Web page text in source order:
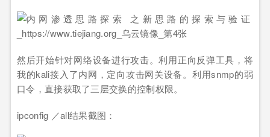
然后开始针对网络设备进行攻击。利用正向反弹工具，将
我的kali接入了内网，定向攻击网关设备。利用snmp的弱
口令，直接获取了三层交换的控制权限。
ipconfig ／all结果截图：